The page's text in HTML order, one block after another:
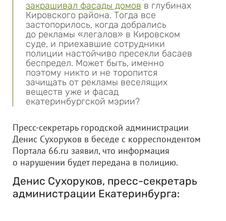
закрашивал фасады домов в глубинах
Кировского района. Тогда все
застопорилось, когда добрались
до рекламы «легалов» в Кировском
суде, и приехавшие сотрудники
полиции настойчиво пресекли басаев
беспредел. Может быть, именно
поэтому никто и не торопится
зачищать от рекламы веселящих
веществ уже и фасад
екатеринбургской мэрии?
Пресс-секретарь городской администрации
Денис Сухоруков в беседе с корреспондентом
Портала 66.ru заявил, что информация
о нарушении будет передана в полицию.
Денис Сухоруков, пресс-секретарь
администрации Екатеринбурга: